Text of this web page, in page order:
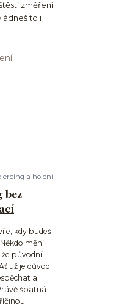
změření
to i
bez
a hojení
kdy budeš
mění
původní
už je důvod
a
špatná